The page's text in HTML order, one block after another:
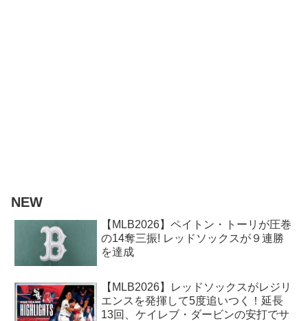
NEW
【MLB2026】ペイトン・トーリが圧巻
の14奪三振! レッドソックスが９連勝
を達成
【MLB2026】レッドソックスがレジリ
エンスを発揮して5度追いつく！延長
13回、ケイレブ・ダービンの安打でサ